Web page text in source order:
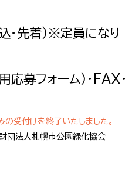
・先着）※定員になり
応募フォーム）・FAX・
受付けを終了いたしました。
財団法人札幌市公園緑化協会